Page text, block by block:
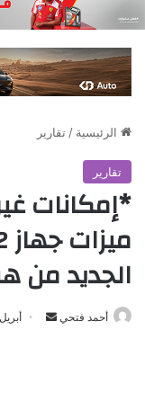
الرئيسية / تقارير
تقارير
*إمكانات
الجديد من
أحمد فتحي
أرسل أبريل 14, 2025